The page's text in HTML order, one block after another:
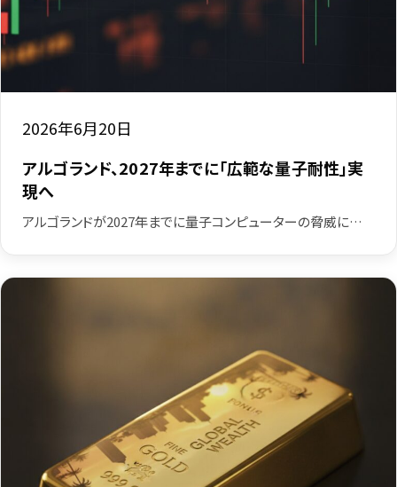
2026年6月20日
アルゴランド、2027年までに「広範な量子耐性」実
現へ
アルゴランドが2027年までに量子コンピューターの脅威に…